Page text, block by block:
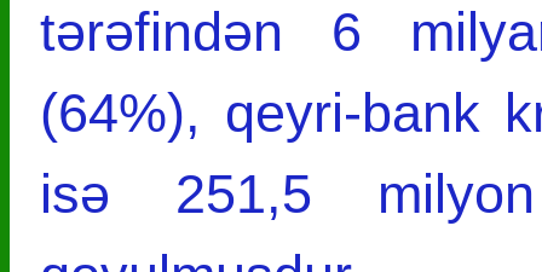
tərəfindən 6
(64%), qeyri-bank
isə 251,5